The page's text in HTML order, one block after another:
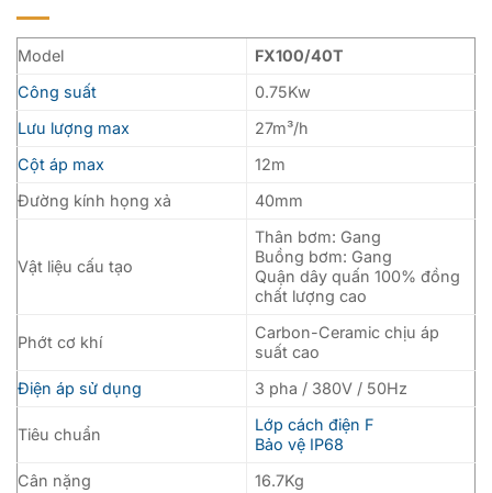
Model
FX100/40T
Công suất
0.75Kw
Lưu lượng max
27m³/h
Cột áp max
12m
Đường kính họng xả
40mm
Vật liệu cấu tạo
Thân bơm: Gang
Buồng bơm: Gang
Quận dây quấn 100% đồng
chất lượng cao
Phớt cơ khí
Carbon-Ceramic chịu áp
suất cao
Điện áp sử dụng
3 pha / 380V / 50Hz
Tiêu chuẩn
Lớp cách điện F
Bảo vệ IP68
Cân nặng
16.7Kg